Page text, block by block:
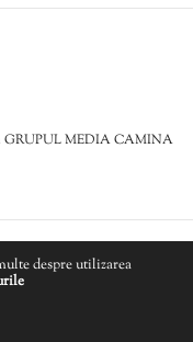
- Nostalgie (Victor
GRUPUL MEDIA CAMINA
despre utilizarea